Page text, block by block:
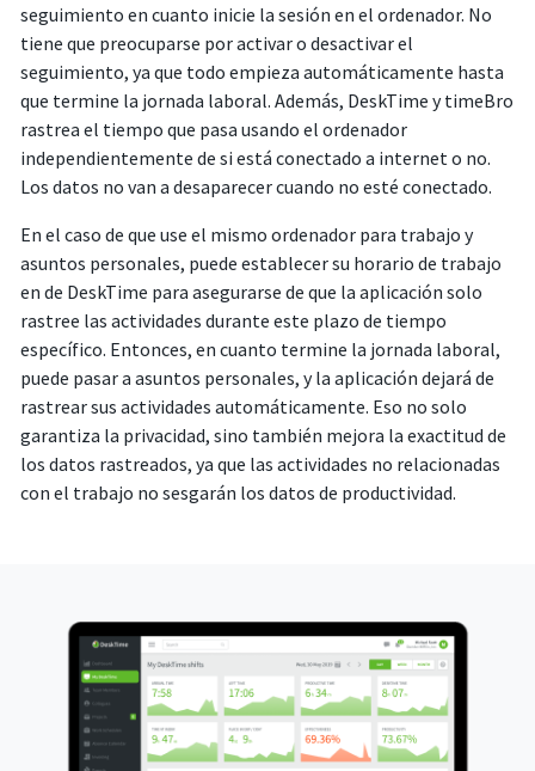
seguimiento en cuanto inicie la sesión en el ordenador. No
tiene que preocuparse por activar o desactivar el
seguimiento, ya que todo empieza automáticamente hasta
que termine la jornada laboral. Además, DeskTime y timeBro
rastrea el tiempo que pasa usando el ordenador
independientemente de si está conectado a internet o no.
Los datos no van a desaparecer cuando no esté conectado.
En el caso de que use el mismo ordenador para trabajo y
asuntos personales, puede establecer su horario de trabajo
en de DeskTime para asegurarse de que la aplicación solo
rastree las actividades durante este plazo de tiempo
específico. Entonces, en cuanto termine la jornada laboral,
puede pasar a asuntos personales, y la aplicación dejará de
rastrear sus actividades automáticamente. Eso no solo
garantiza la privacidad, sino también mejora la exactitud de
los datos rastreados, ya que las actividades no relacionadas
con el trabajo no sesgarán los datos de productividad.